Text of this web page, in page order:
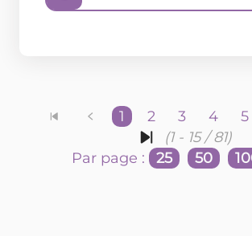
1 2 3 4 5
(1 - 15 / 81)
Par page :
25 50